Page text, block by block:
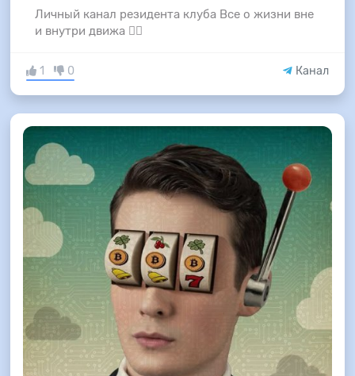
Личный канал резидента клуба Все о жизни вне
и внутри движа 🙂‍↔️
1 0 Канал